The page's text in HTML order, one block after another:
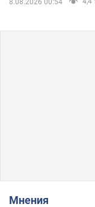
Мнения